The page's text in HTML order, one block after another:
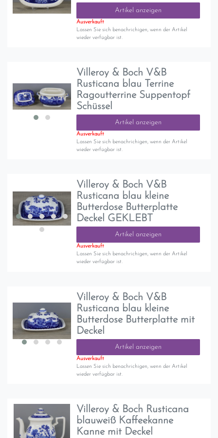
Artikel anzeigen
Ausverkauft
Lassen Sie sich benachrichigen, wenn der Artikel
wieder verfügbar ist.
Villeroy & Boch V&B
Rusticana blau Terrine
Ragoutterrine Suppentopf
Schüssel
Artikel anzeigen
Ausverkauft
Lassen Sie sich benachrichigen, wenn der Artikel
wieder verfügbar ist.
Villeroy & Boch V&B
Rusticana blau kleine
Butterdose Butterplatte
Deckel GEKLEBT
Artikel anzeigen
Ausverkauft
Lassen Sie sich benachrichigen, wenn der Artikel
wieder verfügbar ist.
Villeroy & Boch V&B
Rusticana blau kleine
Butterdose Butterplatte mit
Deckel
Artikel anzeigen
Ausverkauft
Lassen Sie sich benachrichigen, wenn der Artikel
wieder verfügbar ist.
Villeroy & Boch Rusticana
blauweiß Kaffeekanne
Kanne mit Deckel